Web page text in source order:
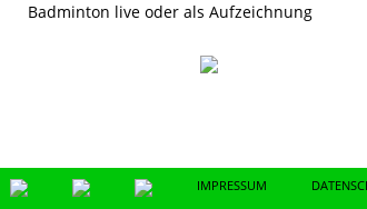
Badminton live oder als Aufzeichnung
IMPRESSUM